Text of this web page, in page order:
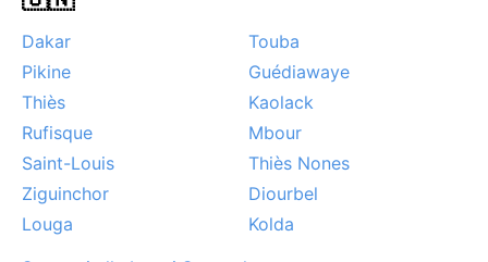
Dakar
Touba
Pikine
Guédiawaye
Thiès
Kaolack
Rufisque
Mbour
Saint-Louis
Thiès Nones
Ziguinchor
Diourbel
Louga
Kolda